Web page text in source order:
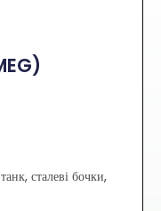
сталеві бочки,